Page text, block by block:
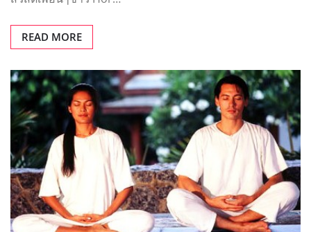
บทความน่าอ่าน
กรรมฐานคืออะไร
HoroGuide เม.ย. 2, 2014
กรรมฐาน (บาลี :kamma…
READ MORE